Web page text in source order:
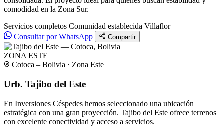
comodidad en la Zona Sur.
Servicios completos Comunidad establecida Villaflor
Consultar por WhatsApp
Compartir
ZONA ESTE
Cotoca – Bolivia · Zona Este
Urb. Tajibo del Este
En Inversiones Céspedes hemos seleccionado una ubicación
estratégica con una gran proyección. Tajibo del Este ofrece terrenos
con excelente conectividad y acceso a servicios.